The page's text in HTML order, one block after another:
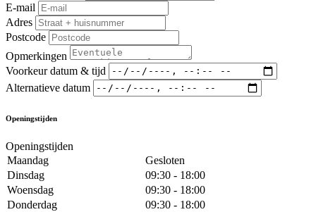
E-mail
Adres
Postcode
Opmerkingen
Voorkeur datum & tijd
Alternatieve datum
Openingstijden
Openingstijden
Maandag
Gesloten
Dinsdag
09:30 - 18:00
Woensdag
09:30 - 18:00
Donderdag
09:30 - 18:00